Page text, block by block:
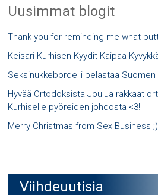
Uusimmat blogit
Thank you for reminding me what
Keisari Kurhisen Kyydit Kaipaa
Seksinukkebordelli pelastaa Suomen
Hyvää Ortodoksista Joulua rakkaat
Kurhiselle pyöreiden johdosta <3!
Merry Christmas from Sex Business
Viihdeuutisia